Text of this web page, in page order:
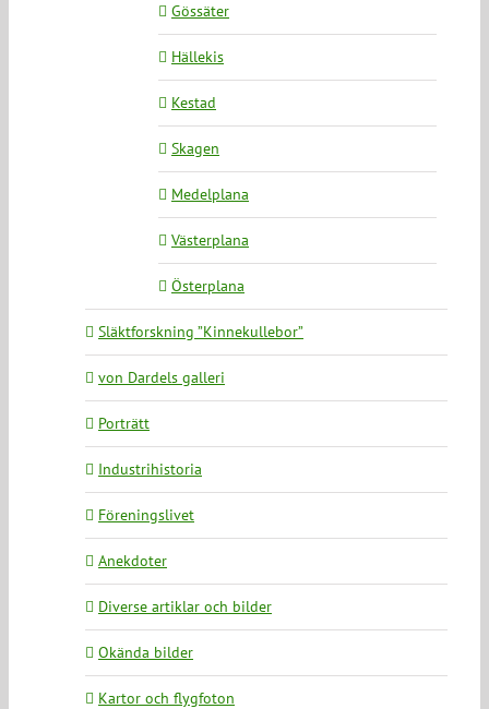
Gössäter
Hällekis
Kestad
Skagen
Medelplana
Västerplana
Österplana
Släktforskning ”Kinnekullebor”
von Dardels galleri
Porträtt
Industrihistoria
Föreningslivet
Anekdoter
Diverse artiklar och bilder
Okända bilder
Kartor och flygfoton